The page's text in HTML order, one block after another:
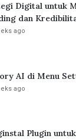
Digital untuk
dan
ago
AI di Menu
ago
Plugin